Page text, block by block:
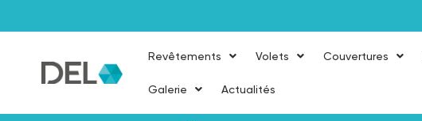
Revêtements Volets Couvertures
Galerie Actualités